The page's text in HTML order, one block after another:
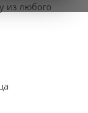
из любого